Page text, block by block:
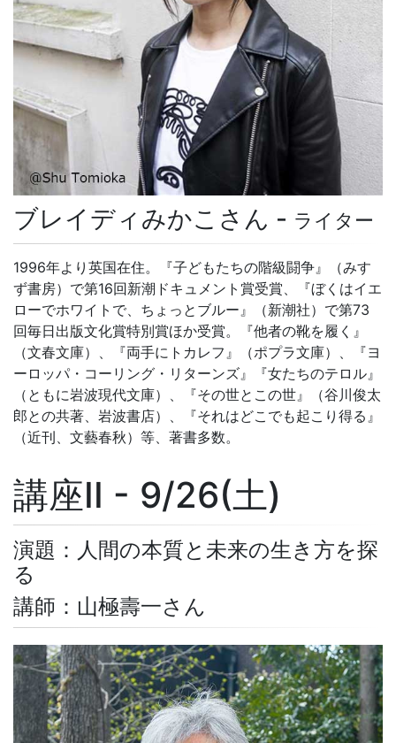
ブレイディみかこさん - ライター
1996年より英国在住。『子どもたちの階級闘争』（みす
ず書房）で第16回新潮ドキュメント賞受賞、『ぼくはイエ
ローでホワイトで、ちょっとブルー』（新潮社）で第73
回毎日出版文化賞特別賞ほか受賞。『他者の靴を履く』
（文春文庫）、『両手にトカレフ』（ポプラ文庫）、『ヨ
ーロッパ・コーリング・リターンズ』『女たちのテロル』
（ともに岩波現代文庫）、『その世とこの世』（谷川俊太
郎との共著、岩波書店）、『それはどこでも起こり得る』
（近刊、文藝春秋）等、著書多数。
講座II - 9/26(土)
演題：人間の本質と未来の生き方を探
る
講師：山極壽一さん